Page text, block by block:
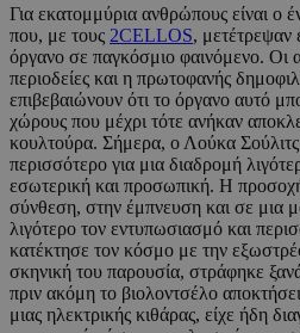
Για εκατομμύρια ανθρώπους είναι ο
που, με τους 2CELLOS, μετέτρεψαν
όργανο σε παγκόσμιο φαινόμενο. Οι
περιοδείες και η πρωτοφανής
επιβεβαιώνουν ότι το όργανο αυτό
χώρους που μέχρι τότε ανήκαν
κουλτούρα. Σήμερα, ο Λούκα Σούλιτς
περισσότερο για μια διαδρομή
εσωτερική και προσωπική. Η
σύνθεση, στην έμπνευση και σε μια
λιγότερο τον εντυπωσιασμό και
κατέκτησε τον κόσμο με την
σκηνική του παρουσία, στράφηκε
πριν ακόμη το βιολοντσέλο
μιας ηλεκτρικής κιθάρας, είχε ήδη